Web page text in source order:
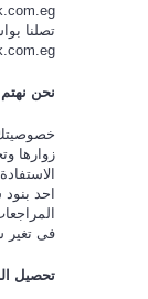
تصلنا
نحن
زوارها
احد
فى تغير
تحصيل